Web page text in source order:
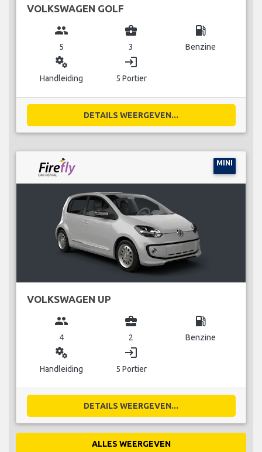
VOLKSWAGEN GOLF
group
5
business_center
3
local_gas_station
Benzine
miscellaneous_services
Handleiding
login
5 Portier
DETAILS WEERGEVEN...
MINI
VOLKSWAGEN UP
group
4
business_center
2
local_gas_station
Benzine
miscellaneous_services
Handleiding
login
5 Portier
DETAILS WEERGEVEN...
ALLES WEERGEVEN